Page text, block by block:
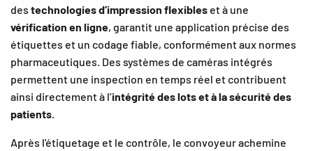
des technologies d’impression flexibles et à une
vérification en ligne, garantit une application précise des
étiquettes et un codage fiable, conformément aux normes
pharmaceutiques. Des systèmes de caméras intégrés
permettent une inspection en temps réel et contribuent
ainsi directement à l’intégrité des lots et à la sécurité des
patients.
Après l'étiquetage et le contrôle, le convoyeur achemine